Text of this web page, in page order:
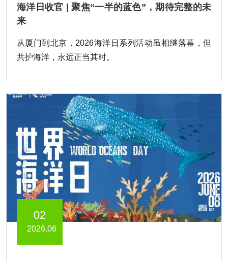
海洋日收官 | 聚焦“一半的蓝色”，期待完整的未
来
从厦门到北京，2026海洋日系列活动虽相继落幕，但
共护海洋，永远正当其时。
02
2026.06